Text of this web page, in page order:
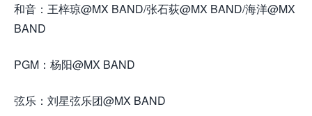
和音：王梓琼@MX BAND/张石荻@MX BAND/海洋@MX
BAND
PGM：杨阳@MX BAND
弦乐：刘星弦乐团@MX BAND